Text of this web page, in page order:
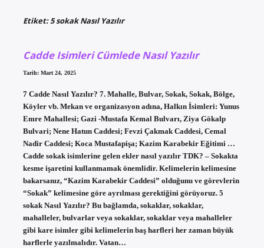
Etiket:5 sokak Nasıl Yazılır
Cadde Isimleri Cümlede Nasıl Yazılır
Tarih: Mart 24, 2025
7 Cadde Nasıl Yazılır? 7. Mahalle, Bulvar, Sokak, Sokak, Bölge,
Köyler vb. Mekan ve organizasyon adına, Halkın İsimleri: Yunus
Emre Mahallesi; Gazi -Mustafa Kemal Bulvarı, Ziya Gökalp
Bulvari; Nene Hatun Caddesi; Fevzi Çakmak Caddesi, Cemal
Nadir Caddesi; Koca Mustafapişa; Kazim Karabekir Eğitimi …
Cadde sokak isimlerine gelen ekler nasıl yazılır TDK? – Sokakta
kesme işaretini kullanmamak önemlidir. Kelimelerin kelimesine
bakarsanız, “Kazim Karabekir Caddesi” olduğunu ve görevlerin
“Sokak” kelimesine göre ayrılması gerektiğini görüyoruz. 5
sokak Nasıl Yazılır? Bu bağlamda, sokaklar, sokaklar,
mahalleler, bulvarlar veya sokaklar, sokaklar veya mahalleler
gibi kare isimler gibi kelimelerin baş harfleri her zaman büyük
harflerle yazılmalıdır. Vatan…